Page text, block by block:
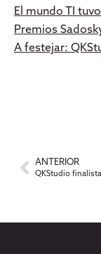
El mundo TI
Premios
A festejar:
ANTERIOR